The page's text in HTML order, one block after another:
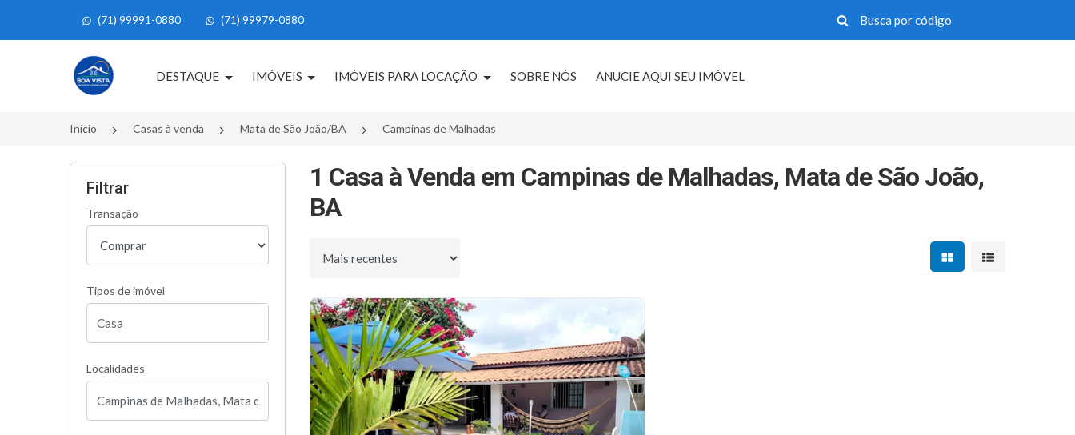
(71) 99991-0880 (71) 99979-0880
Página inicial
DESTAQUE IMÓVEIS IMÓVEIS PARA LOCAÇÃO SOBRE NÓS ANUCIE AQUI SEU IMÓVEL
Início Casas à venda Mata de São João/BA Campinas de Malhadas
Filtrar
Transação
Tipos de imóvel
Localidades
1 Casa à Venda em Campinas de Malhadas, Mata de São João,
BA
Ordenar por Mostrar resultados em
Mostrar